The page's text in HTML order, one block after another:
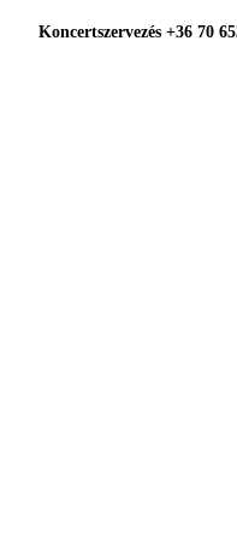
Koncertszervezés +36 70